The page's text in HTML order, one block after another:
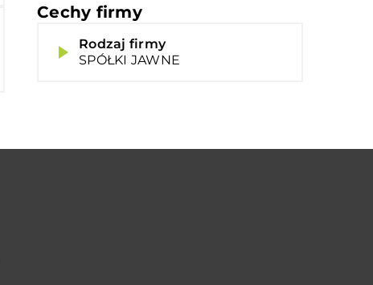
Cechy firmy
Rodzaj firmy
SPÓŁKI JAWNE